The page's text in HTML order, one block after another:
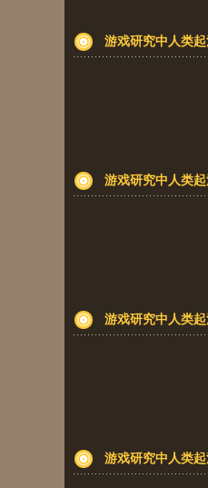
游戏研究中人类
游戏研究中人类
游戏研究中人类
游戏研究中人类